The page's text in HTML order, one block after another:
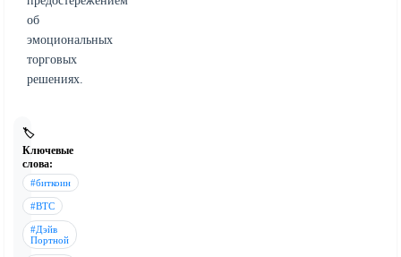
об
эмоциональных
торговых
решениях.
🏷️
Ключевые
слова:
#биткоин
#BTC
#Дэйв
Портной